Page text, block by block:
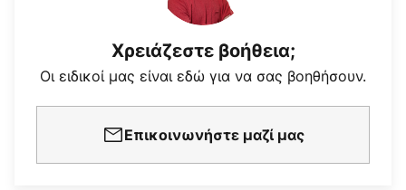
Χρειάζεστε βοήθεια;
Οι ειδικοί μας είναι εδώ για να σας βοηθήσουν.
Επικοινωνήστε μαζί μας